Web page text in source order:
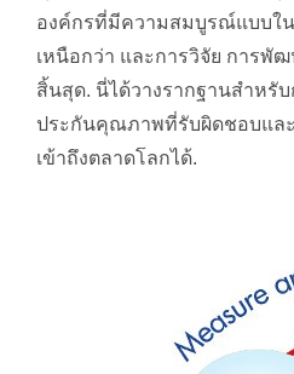
องค์กรที่มีความสมบูรณ์แบบใ
เหนือกว่า และการวิจัย การพั
สิ้นสุด. นี่ได้วางรากฐานสำหรั
ประกันคุณภาพที่รับผิดชอบแล
เข้าถึงตลาดโลกได้.